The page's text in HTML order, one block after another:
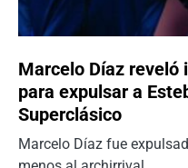
Marcelo Díaz reveló
para expulsar a
Superclásico
Marcelo Díaz fue